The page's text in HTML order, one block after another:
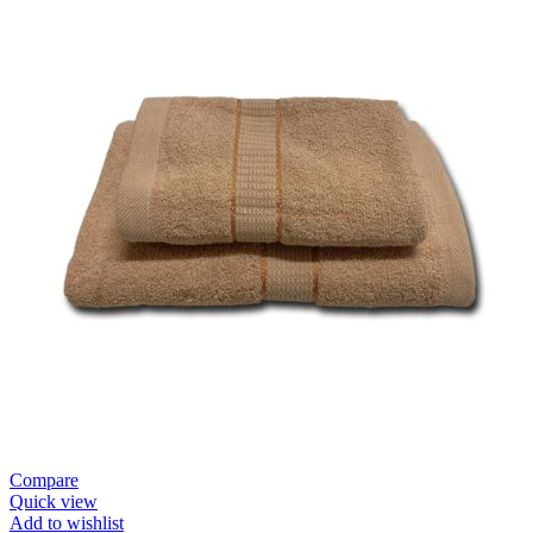
Compare
Quick view
Add to wishlist